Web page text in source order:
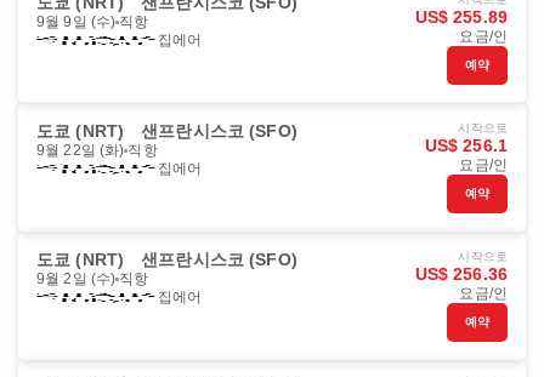
9월 9일 (수) 직항
집에어
US$ 255.89
요금/인
예약
도쿄 (NRT) 샌프란시스코 (SFO)
9월 22일 (화) 직항
집에어
시작으로
US$ 256.1
요금/인
예약
도쿄 (NRT) 샌프란시스코 (SFO)
9월 2일 (수) 직항
집에어
시작으로
US$ 256.36
요금/인
예약